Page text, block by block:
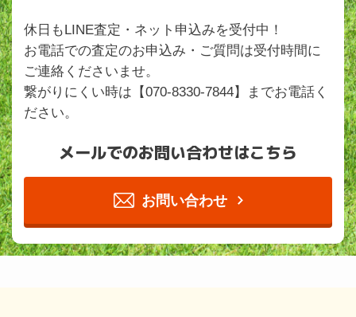
休日もLINE査定・ネット申込みを受付中！
お電話での査定のお申込み・ご質問は受付時間に
ご連絡くださいませ。
繋がりにくい時は【070-8330-7844】までお電話く
ださい。
メールでのお問い合わせはこちら
お問い合わせ